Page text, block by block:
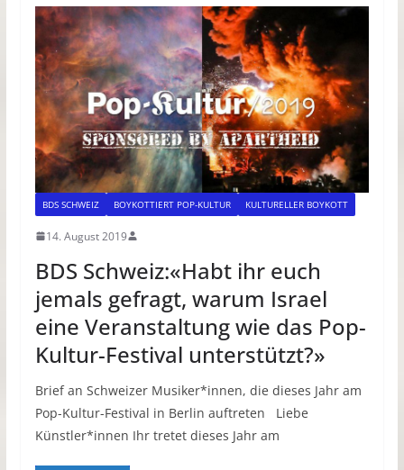
BDS SCHWEIZ BOYKOTTIERT POP-KULTUR KULTURELLER BOYKOTT
14. August 2019
BDS Schweiz:«Habt ihr euch
jemals gefragt, warum Israel
eine Veranstaltung wie das Pop-
Kultur-Festival unterstützt?»
Brief an Schweizer Musiker*innen, die dieses Jahr am
Pop-Kultur-Festival in Berlin auftreten Liebe
Künstler*innen Ihr tretet dieses Jahr am